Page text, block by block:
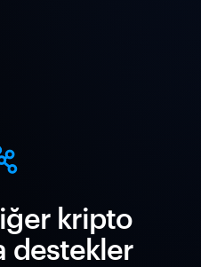
kripto
destekler